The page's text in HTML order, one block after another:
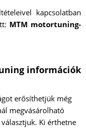
kapcsolatban
MTM motortuning-
információk
erősíthetjük még
megvásárolható
Ki érthetne